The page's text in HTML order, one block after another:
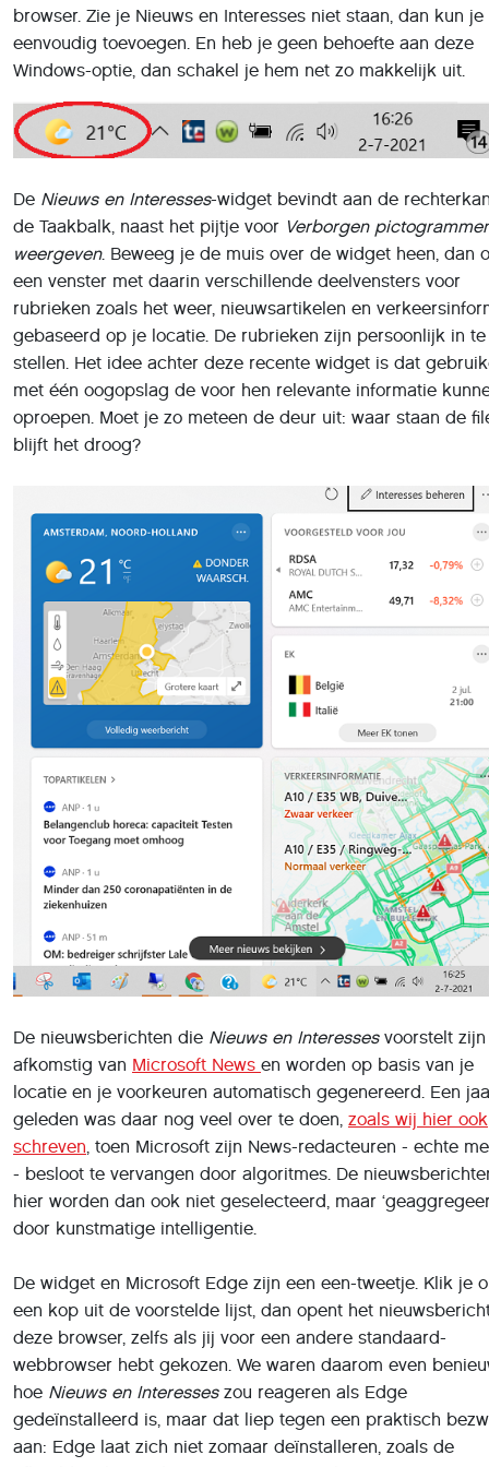
De nieuwsberichten die Nieuws en Interessesvoorstelt zijn
afkomstig vanMicrosoft Newsen worden op basis van je
locatie en je voorkeuren automatisch gegenereerd. Een
geleden was daar nog veel over te doen, zoals wij hier ook
schreven, toen Microsoft zijn News-redacteuren - echte
- besloot te vervangen door algoritmes. De
hier worden dan ook niet geselecteerd, maar
door kunstmatige intelligentie.
De widget en Microsoft Edge zijn een een-tweetje. Klik je
een kop uit de voorstelde lijst, dan opent het
deze browser, zelfs als jij voor een andere standaard-
webbrowser hebt gekozen. We waren daarom even
hoeNieuws en Interesseszou reageren als Edge
gedeïnstalleerd is, maar dat liep tegen een praktisch
aan: Edge laat zich niet zomaar deïnstalleren, zoals de
afbeelding hieronder toont. Daarvoor is het programma te
verweven met andere Windows-apps.
Het is overigens met een beetje moeite wel degelijk
om de Microsoft-browser te verwijderen (met Powershell),
dat is wellicht een onderwerp voor een andere keer. Teug
Nieuws en Interesses.
Voorkeuren instellen
Zoals al gemeld kun je de verschillende nieuwsrubrieken
beheren. Dat doe je door rechtsboven in het venster te